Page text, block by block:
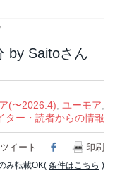
by Saitoさん
(〜2026.4), ユーモア,
ター・読者からの情報
ツイート Facebook
印刷
み転載OK( 条件はこちら )